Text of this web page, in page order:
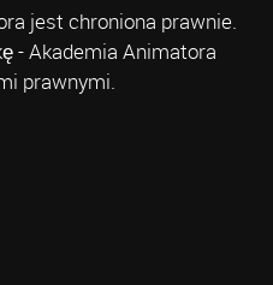
jest chroniona prawnie.
- Akademia Animatora
prawnymi.